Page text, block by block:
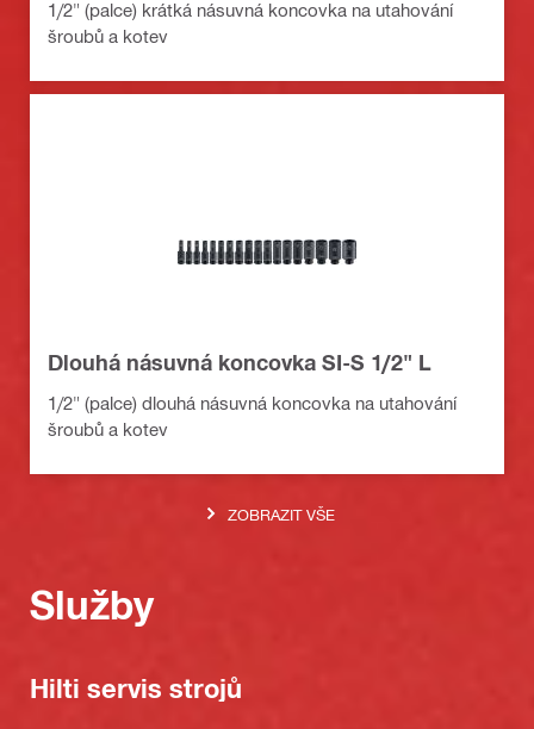
1/2" (palce) krátká násuvná koncovka na utahování
šroubů a kotev
Dlouhá násuvná koncovka SI-S 1/2" L
1/2" (palce) dlouhá násuvná koncovka na utahování
šroubů a kotev
ZOBRAZIT VŠE
Služby
Hilti servis strojů